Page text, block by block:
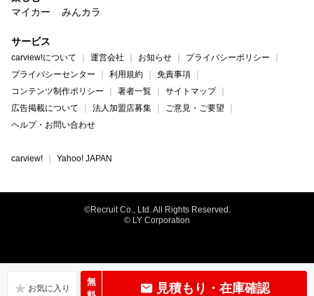
無
見積もり・在庫確認
マイカー
みんカラ
サービス
carview!について 運営会社 お知らせ
プライバシーポリシー
プライバシーセンター
利用規約
免責事項
コンテンツ制作ポリシー
著者一覧
サイトマップ
広告掲載について
法人加盟店募集
ご意見・ご要望
ヘルプ・お問い合わせ
carview! Yahoo! JAPAN
©Recruit Co., Ltd. All Rights Reserved.
© LY Corporation